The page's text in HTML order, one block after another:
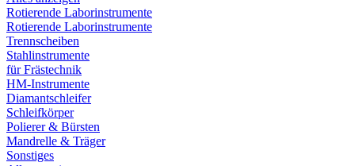
Rotierende Laborinstrumente
Rotierende Laborinstrumente
Trennscheiben
Stahlinstrumente
für Frästechnik
HM-Instrumente
Diamantschleifer
Schleifkörper
Polierer & Bürsten
Mandrelle & Träger
Sonstiges